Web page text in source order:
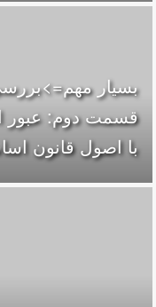
بسیار
قسمت دوم: عبور
با اصول قانون